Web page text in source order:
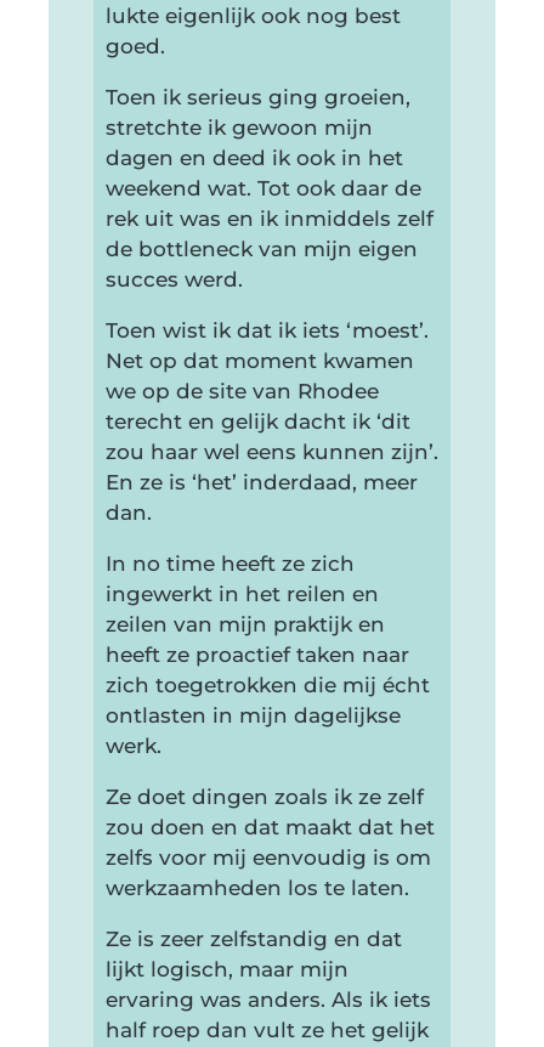
lukte eigenlijk ook nog best
goed.
Toen ik serieus ging groeien,
stretchte ik gewoon mijn
dagen en deed ik ook in het
weekend wat. Tot ook daar de
rek uit was en ik inmiddels zelf
de bottleneck van mijn eigen
succes werd.
Toen wist ik dat ik iets ‘moest’.
Net op dat moment kwamen
we op de site van Rhodee
terecht en gelijk dacht ik ‘dit
zou haar wel eens kunnen zijn’.
En ze is ‘het’ inderdaad, meer
dan.
In no time heeft ze zich
ingewerkt in het reilen en
zeilen van mijn praktijk en
heeft ze proactief taken naar
zich toegetrokken die mij écht
ontlasten in mijn dagelijkse
werk.
Ze doet dingen zoals ik ze zelf
zou doen en dat maakt dat het
zelfs voor mij eenvoudig is om
werkzaamheden los te laten.
Ze is zeer zelfstandig en dat
lijkt logisch, maar mijn
ervaring was anders. Als ik iets
half roep dan vult ze het gelijk